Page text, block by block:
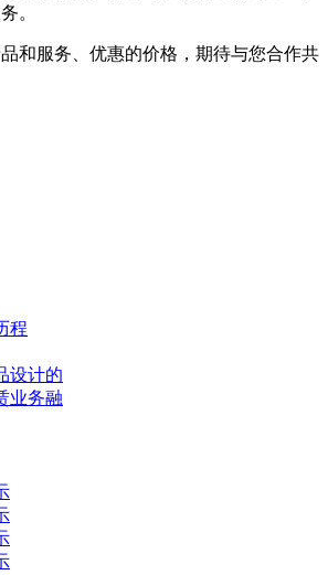
。
和服务、优惠的价格，期待与您合作共
程
设计的
业务融